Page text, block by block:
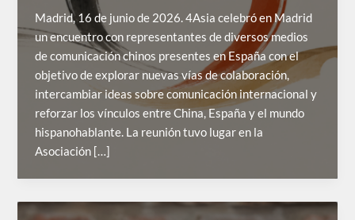
Madrid, 16 de junio de 2026. 4Asia celebró en Madrid
un encuentro con representantes de diversos medios
de comunicación chinos presentes en España con el
objetivo de explorar nuevas vías de colaboración,
intercambiar ideas sobre comunicación internacional y
reforzar los vínculos entre China, España y el mundo
hispanohablante. La reunión tuvo lugar en la
Asociación […]